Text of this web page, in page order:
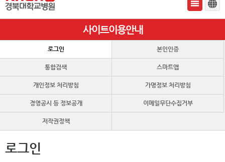
사이트이용안내
로그인 본인인증
통합검색 스마트앱
개인정보 처리방침 가명정보 처리방침
경영공시 등 정보공개 이메일무단수집거부
저작권정책
로그인